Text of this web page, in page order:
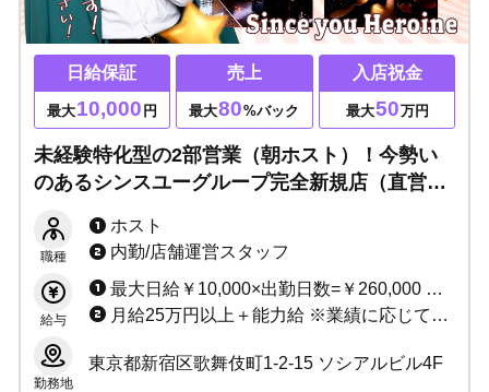
日給保証
最大10,000 円
売上
最大80%バック
入店祝金
最大50万円
未経験特化型の2部営業（朝ホスト）！今勢い
のあるシンスユーグループ完全新規店（直営
ャンス大！
職種
ホスト
内勤/店舗運営スタッフ
給与
最大日給￥10,000×出勤日数=￥260,000 売上バック(最大80％)＋指名料＋同伴料＋各種賞金 入店祝い金制度あり（最大50万円！）
月給25万円以上＋能力給 ※業績に応じて昇給随時
勤務地
東京都新宿区歌舞伎町1-2-15 ソシアルビル4F